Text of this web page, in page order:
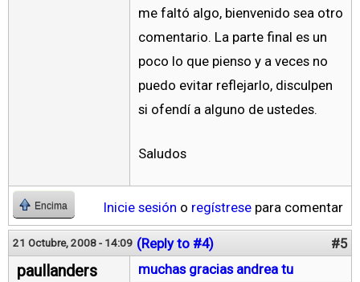
me faltó algo, bienvenido sea otro
comentario. La parte final es un
poco lo que pienso y a veces no
puedo evitar reflejarlo, disculpen
si ofendí a alguno de ustedes.
Saludos
Encima Inicie sesión o regístrese para comentar
21 Octubre, 2008 - 14:09 (Reply to #4) #5
paullanders
muchas gracias andrea tu